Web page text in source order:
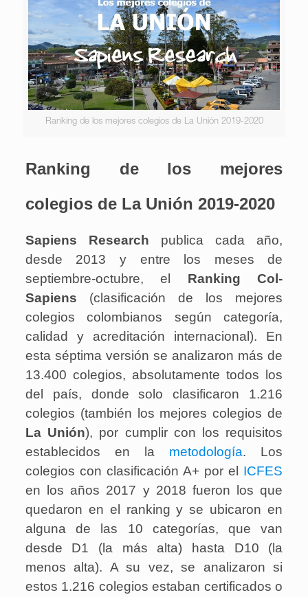
Ranking de los mejores colegios de La Unión 2019-2020
Ranking de los mejores
colegios de La Unión 2019-2020
Sapiens Research publica cada año,
desde 2013 y entre los meses de
septiembre-octubre, el Ranking Col-
Sapiens (clasificación de los mejores
colegios colombianos según categoría,
calidad y acreditación internacional). En
esta séptima versión se analizaron más de
13.400 colegios, absolutamente todos los
del país, donde solo clasificaron 1.216
colegios (también los mejores colegios de
La Unión), por cumplir con los requisitos
establecidos en la metodología. Los
colegios con clasificación A+ por el ICFES
en los años 2017 y 2018 fueron los que
quedaron en el ranking y se ubicaron en
alguna de las 10 categorías, que van
desde D1 (la más alta) hasta D10 (la
menos alta). A su vez, se analizaron si
estos 1.216 colegios estaban certificados o